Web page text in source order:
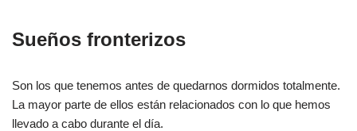
Sueños fronterizos
Son los que tenemos antes de quedarnos dormidos totalmente.
La mayor parte de ellos están relacionados con lo que hemos
llevado a cabo durante el día.